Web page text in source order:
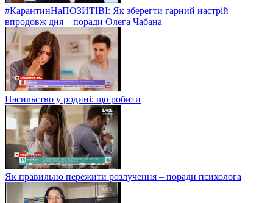
#КарантинНаПОЗИТІВІ: Як зберегти гарний настрій
впродовж дня – поради Олега Чабана
Насильство у родині: що робити
Як правильно пережити розлучення – поради психолога